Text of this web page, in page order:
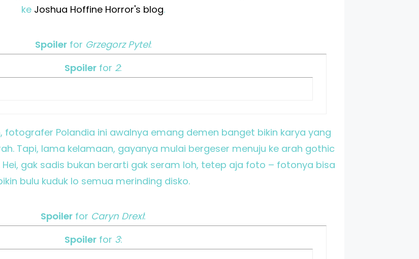
ke Joshua Hoffine Horror's blog.
Spoilerfor Grzegorz Pytel:
Spoiler for 2:
Polandia ini awalnya emang demen banget bikin karya yang
Tapi, lama kelamaan, gayanya mulai bergeser menuju ke arah gothic
gak sadis bukan berarti gak seram loh, tetep aja foto – fotonya bisa
bulu kuduk lo semua merinding disko.
Spoiler for Caryn Drexl:
Spoilerfor 3: